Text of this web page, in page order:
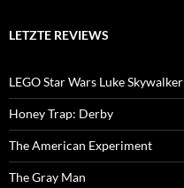
LETZTE REVIEWS
LEGO Star Wars Luke Skywalker
Honey Trap: Derby
The American Experiment
The Gray Man